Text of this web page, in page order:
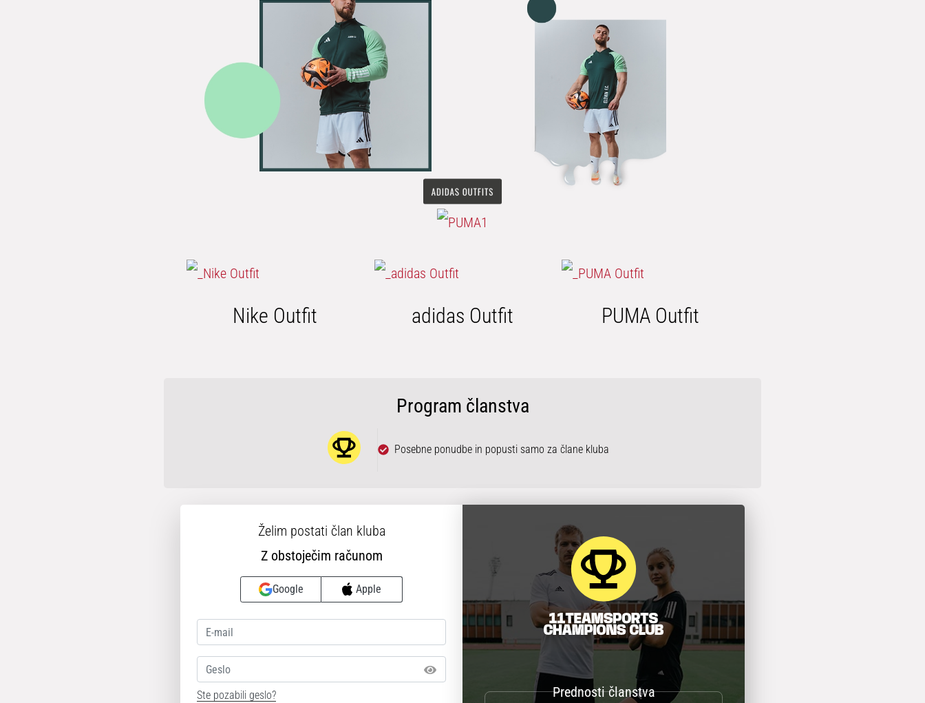
Nike Outfit adidas Outfit PUMA Outfit
Program članstva
Posebne ponudbe in popusti samo za člane kluba
Želim postati član kluba
Z obstoječim računom
Google Apple
Geslo
Ste pozabili geslo?